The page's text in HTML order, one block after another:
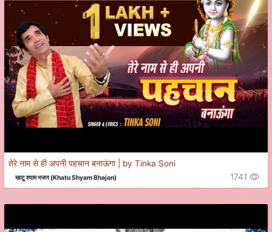
तेरे नाम से ही अपनी पहचान बनाऊंगा | by Tinka Soni
खाटू श्याम भजन (Khatu Shyam Bhajan) 1741